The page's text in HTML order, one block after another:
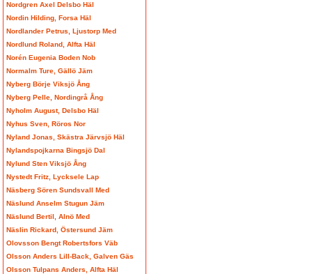
Nordgren Axel Delsbo Häl
Nordin Hilding, Forsa Häl
Nordlander Petrus, Ljustorp Med
Nordlund Roland, Alfta Häl
Norén Eugenia Boden Nob
Normalm Ture, Gällö Jäm
Nyberg Börje Viksjö Ång
Nyberg Pelle, Nordingrå Ång
Nyholm August, Delsbo Häl
Nyhus Sven, Röros Nor
Nyland Jonas, Skästra Järvsjö Häl
Nylandspojkarna Bingsjö Dal
Nylund Sten Viksjö Ång
Nystedt Fritz, Lycksele Lap
Näsberg Sören Sundsvall Med
Näslund Anselm Stugun Jäm
Näslund Bertil, Alnö Med
Näslin Rickard, Östersund Jäm
Olovsson Bengt Robertsfors Väb
Olsson Anders Lill-Back, Galven Gäs
Olsson Tulpans Anders, Alfta Häl